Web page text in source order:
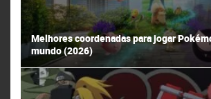
Melhores coordenadas para jogar
mundo (2026)